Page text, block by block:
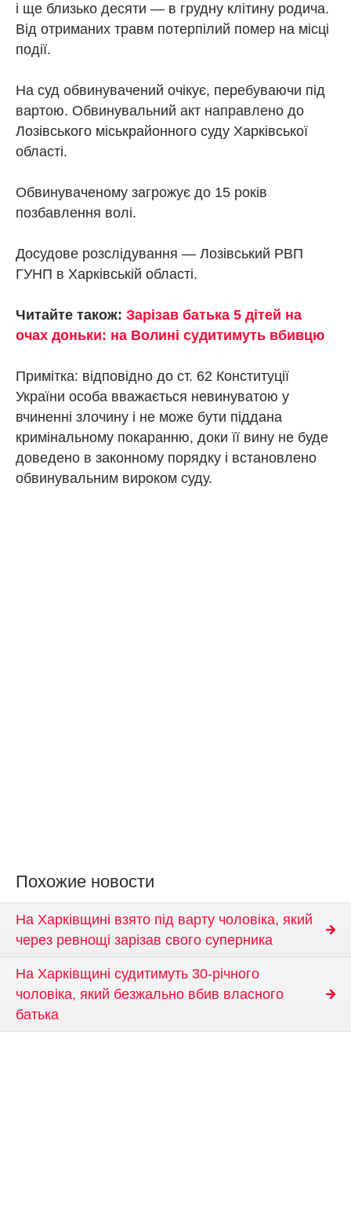
і ще близько десяти — в грудну клітину родича.
Від отриманих травм потерпілий помер на місці
події.
На суд обвинувачений очікує, перебуваючи під
вартою. Обвинувальний акт направлено до
Лозівського міськрайонного суду Харківської
області.
Обвинуваченому загрожує до 15 років
позбавлення волі.
Досудове розслідування — Лозівський РВП
ГУНП в Харківській області.
Читайте також: Зарізав батька 5 дітей на
очах доньки: на Волині судитимуть вбивцю
Примітка: відповідно до ст. 62 Конституції
України особа вважається невинуватою у
вчиненні злочину і не може бути піддана
кримінальному покаранню, доки її вину не буде
доведено в законному порядку і встановлено
обвинувальним вироком суду.
Похожие новости
На Харківщині взято під варту чоловіка, який
через ревнощі зарізав свого суперника
На Харківщині судитимуть 30-річного
чоловіка, який безжально вбив власного
батька